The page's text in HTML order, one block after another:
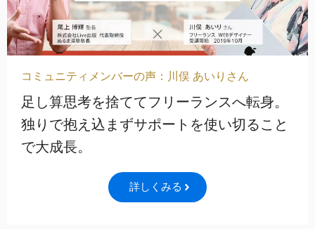
コミュニティメンバーの声：川俣 あいりさん
足し算思考を捨ててフリーランスへ転身。
独りで抱え込まずサポートを使い切ること
で大成長。
詳しくみる